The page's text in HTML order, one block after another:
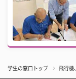
学生の窓口トップ 飛行機